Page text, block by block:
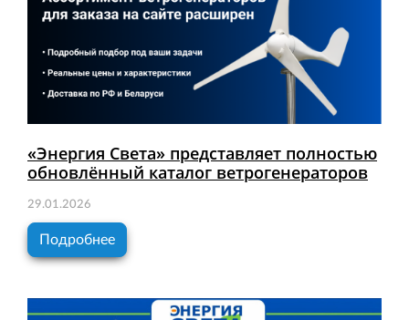
«Энергия Света» представляет полностью
обновлённый каталог ветрогенераторов
29.01.2026
Подробнее